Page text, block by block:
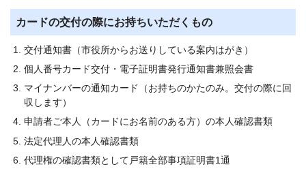
カードの交付の際にお持ちいただくもの
交付通知書（市役所からお送りしている案内はがき）
個人番号カード交付・電子証明書発行通知書兼照会書
マイナンバーの通知カード（お持ちのかたのみ。交付の際に回
収します）
申請者ご本人（カードにお名前のある方）の本人確認書類
法定代理人の本人確認書類
代理権の確認書類として戸籍全部事項証明書1通